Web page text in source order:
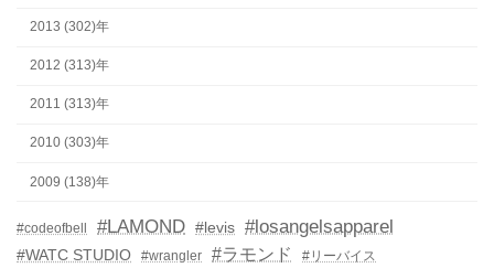
2013 (302)年
2012 (313)年
2011 (313)年
2010 (303)年
2009 (138)年
#codeofbell #LAMOND #levis #losangelsapparel
#WATC STUDIO #wrangler #ラモンド
#リーバイス